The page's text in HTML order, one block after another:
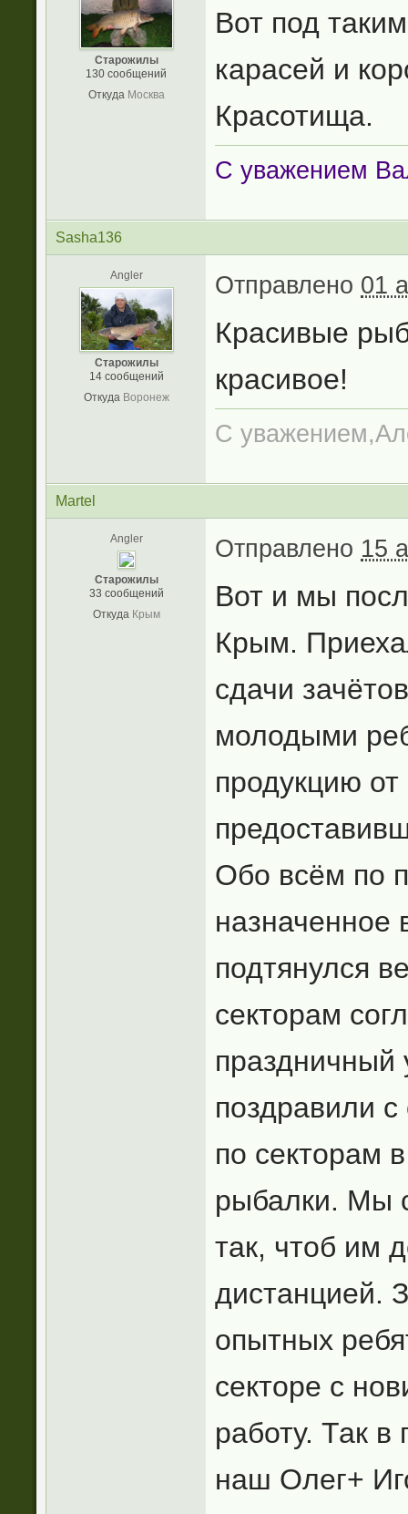
Старожилы
130 сообщений
Откуда Москва
Вот под
карасей и
Красотища.
С уважением
Sasha136
Angler
Старожилы
14 сообщений
Откуда Воронеж
Отправлено 01
Красивые
красивое!
С
Martel
Angler
Старожилы
33 сообщений
Откуда Крым
Отправлено 15
Вот и мы
Крым.
сдачи
молодыми
продукцию
Обо всём по
назначенное
подтянулся
секторам
поздравили
по секторам
рыбалки. Мы
так, чтоб им
дистанцией.
опытных
секторе с
работу. Так
наш Олег+